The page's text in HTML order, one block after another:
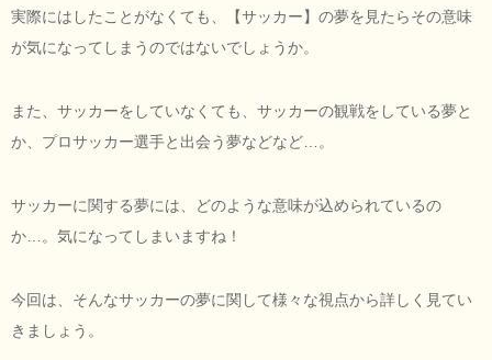
実際にはしたことがなくても、【サッカー】の夢を見たらその意味
が気になってしまうのではないでしょうか。
また、サッカーをしていなくても、サッカーの観戦をしている夢と
か、プロサッカー選手と出会う夢などなど…。
サッカーに関する夢には、どのような意味が込められているの
か…。気になってしまいますね！
今回は、そんなサッカーの夢に関して様々な視点から詳しく見てい
きましょう。